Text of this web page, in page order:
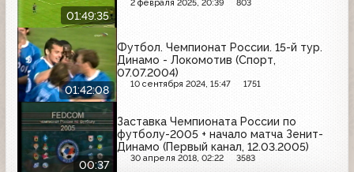
01:49:35
2 февраля 2025, 20:39 803
01:42:08
Футбол. Чемпионат России. 15-й тур.
Динамо - Локомотив (Спорт,
07.07.2004)
10 сентября 2024, 15:47 1751
00:37
Заставка Чемпионата России по
футболу-2005 + начало матча Зенит-
Динамо (Первый канал, 12.03.2005)
30 апреля 2018, 02:22 3583